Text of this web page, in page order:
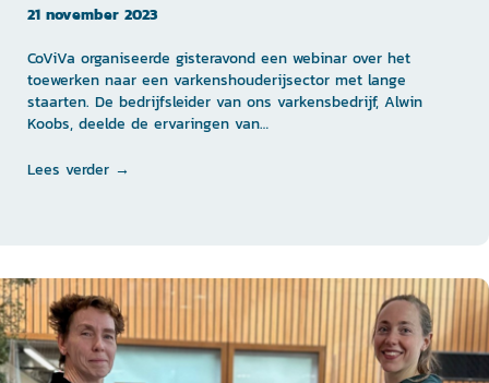
21 november 2023
CoViVa organiseerde gisteravond een webinar over het
toewerken naar een varkenshouderijsector met lange
staarten. De bedrijfsleider van ons varkensbedrijf, Alwin
Koobs, deelde de ervaringen van…
Lees verder →